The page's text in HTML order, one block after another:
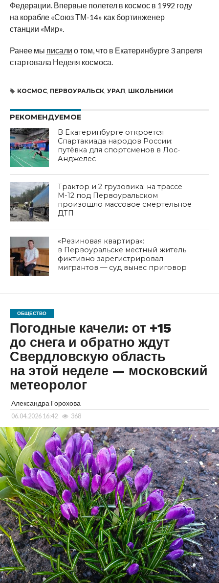
Федерации. Впервые полетел в космос в 1992 году
на корабле «СоюзТМ-14» как бортинженер
станции «Мир».
Ранее мы писали отом, что в Екатеринбурге 3 апреля
стартовала Неделя космоса.
КОСМОС, ПЕРВОУРАЛЬСК, УРАЛ ШКОЛЬНИКИ
РЕКОМЕНДУЕМОЕ
В Екатеринбурге откроется
Спартакиада народов России:
путёвка для спортсменов в Лос-
Анджелес
Трактор и 2 грузовика: на трассе
М-12 под Первоуральском
произошло массовое смертельное
ДТП
«Резиновая квартира»:
в Первоуральске местный житель
фиктивно зарегистрировал
мигрантов — суд вынес приговор
ОБЩЕСТВО
Погодные качели: от +15
до снега и обратно ждут
Свердловскую область
на этой неделе — московский
метеоролог
Александра Горохова
06.04.2026 16:42 368